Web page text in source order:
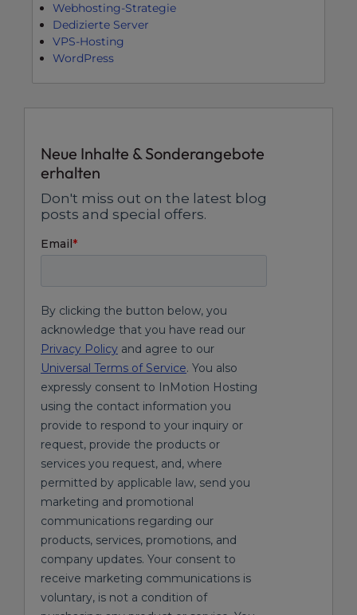
Webhosting-Strategie
Dedizierte Server
VPS-Hosting
WordPress
Neue Inhalte & Sonderangebote
erhalten